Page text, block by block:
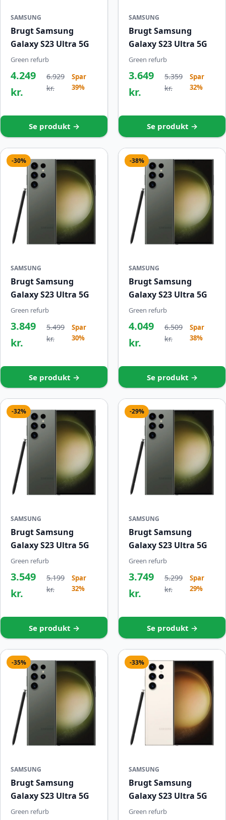
SAMSUNG
Brugt Samsung
Galaxy S23 Ultra 5G
Green refurb
4.249
kr.
6.929
kr.
Spar
39%
Se produkt →
SAMSUNG
Brugt Samsung
Galaxy S23 Ultra 5G
Green refurb
3.649
kr.
5.359
kr.
Spar
32%
Se produkt →
-30%
SAMSUNG
Brugt Samsung
Galaxy S23 Ultra 5G
Green refurb
3.849
kr.
5.499
kr.
Spar
30%
Se produkt →
-38%
SAMSUNG
Brugt Samsung
Galaxy S23 Ultra 5G
Green refurb
4.049
kr.
6.509
kr.
Spar
38%
Se produkt →
-32%
SAMSUNG
Brugt Samsung
Galaxy S23 Ultra 5G
Green refurb
3.549
kr.
5.199
kr.
Spar
32%
Se produkt →
-29%
SAMSUNG
Brugt Samsung
Galaxy S23 Ultra 5G
Green refurb
3.749
kr.
5.299
kr.
Spar
29%
Se produkt →
-35%
SAMSUNG
Brugt Samsung
Galaxy S23 Ultra 5G
Green refurb
-33%
SAMSUNG
Brugt Samsung
Galaxy S23 Ultra 5G
Green refurb